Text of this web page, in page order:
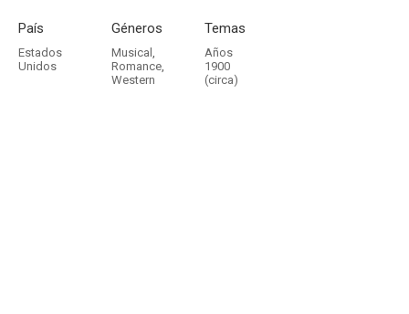
País
Estados
Unidos
Géneros
Musical ,
Romance,
Western
Temas
Años
1900
(circa)